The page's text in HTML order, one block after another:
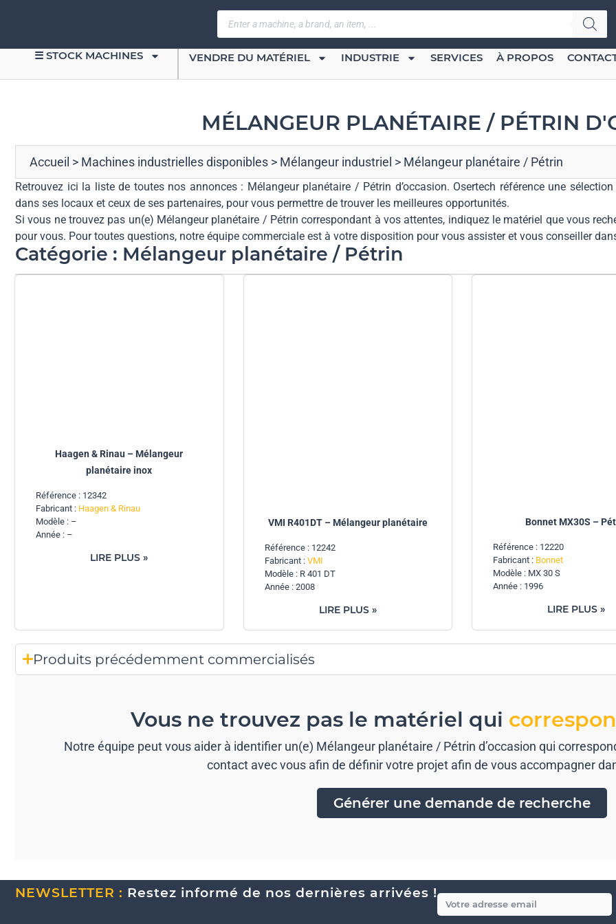
☰ STOCK MACHINES VENDRE DU MATÉRIEL INDUSTRIE SERVICES À PROPOS
MÉLANGEUR PLANÉTAIRE / PÉTRIN
Accueil > Machines industrielles disponibles > Mélangeur industriel > Mélangeur planétaire / Pétrin
Retrouvez ici la liste de toutes nos annonces : Mélangeur planétaire / Pétrin d’occasion. Osertech référence une
dans ses locaux et ceux de ses partenaires, pour vous permettre de trouver les meilleures opportunités.
Si vous ne trouvez pas un(e) Mélangeur planétaire / Pétrin correspondant à vos attentes, indiquez le matériel que vous
pour vous. Pour toutes questions, notre équipe commerciale est à votre disposition pour vous assister et vous conseiller
Catégorie : Mélangeur planétaire / Pétrin
Haagen & Rinau – Mélangeur
planétaire inox
Référence : 12342
Fabricant : Haagen & Rinau
Modèle : –
Année : –
LIRE PLUS »
VMI R401DT – Mélangeur planétaire
Référence : 12242
Fabricant : VMI
Modèle : R 401 DT
Année : 2008
LIRE PLUS »
Bonnet MX30S –
Référence : 12220
Fabricant : Bonnet
Modèle : MX 30 S
Année : 1996
LIRE PLUS »
Produits précédemment commercialisés
Vous ne trouvez pas le matériel qui
Notre équipe peut vous aider à identifier un(e) Mélangeur planétaire / Pétrin d’occasion qui
contact avec vous afin de définir votre projet afin de vous accompagner
Générer une demande de recherche
NEWSLETTER : Restez informé de nos dernières arrivées !